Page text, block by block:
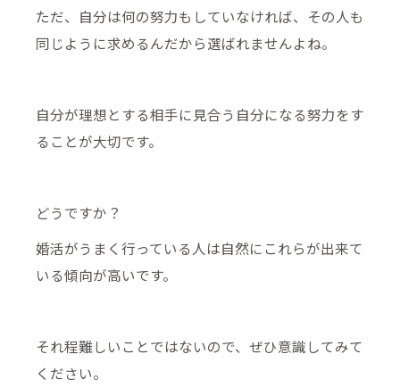
ただ、自分は何の努力もしていなければ、その人も
同じように求めるんだから選ばれませんよね。
自分が理想とする相手に見合う自分になる努力をす
ることが大切です。
どうですか？
婚活がうまく行っている人は自然にこれらが出来て
いる傾向が高いです。
それ程難しいことではないので、ぜひ意識してみて
ください。